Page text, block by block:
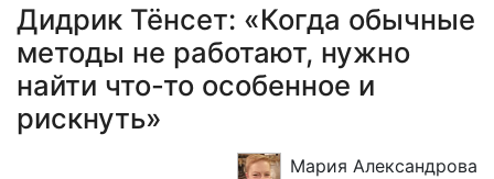
Дидрик Тёнсет: «Когда обычные
методы не работают, нужно
найти что-то особенное и
рискнуть»
Мария Александрова